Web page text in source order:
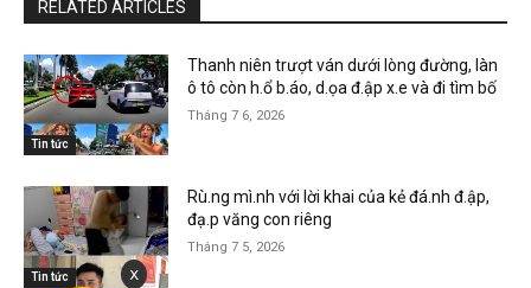
RELATED ARTICLES
Tin tức
Thanh niên trượt ván dưới lòng đường, làn
ô tô còn h.ổ b.áo, d.ọa đ.ập x.e và đi tìm bố
Tháng 7 6, 2026
Tin tức
Rù.ng mì.nh với lời khai của kẻ đá.nh đ.ập,
đạ.p văng con riêng
Tháng 7 5, 2026
x